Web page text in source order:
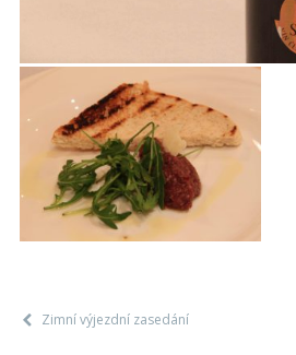
Zimní výjezdní zasedání